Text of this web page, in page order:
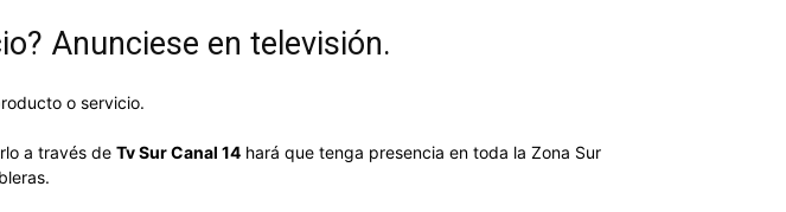
Anunciese en televisión.
o servicio.
a través de Tv Sur Canal 14 hará que tenga presencia en toda la Zona Sur